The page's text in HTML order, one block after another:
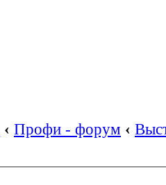
‹ Профи - форум ‹